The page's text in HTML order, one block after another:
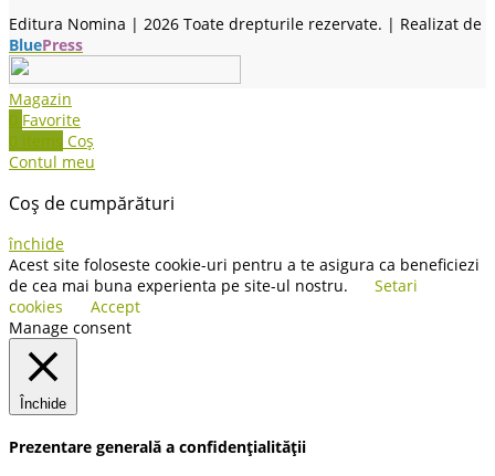
Editura Nomina | 2026 Toate drepturile rezervate. | Realizat de
BluePress
Magazin
0 Favorite
0 items Coș
Contul meu
Coș de cumpărături
închide
Acest site foloseste cookie-uri pentru a te asigura ca beneficiezi
de cea mai buna experienta pe site-ul nostru.
Setari
cookies
Accept
Manage consent
Închide
Prezentare generală a confidențialității